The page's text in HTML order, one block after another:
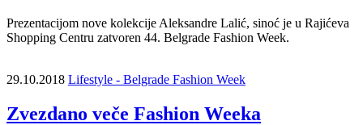
Prezentacijom nove kolekcije Aleksandre Lalić, sinoć je u Rajićeva
Shopping Centru zatvoren 44. Belgrade Fashion Week.
29.10.2018 Lifestyle - Belgrade Fashion Week
Zvezdano veče Fashion Weeka